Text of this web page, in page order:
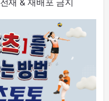
재 & 재배포 금지